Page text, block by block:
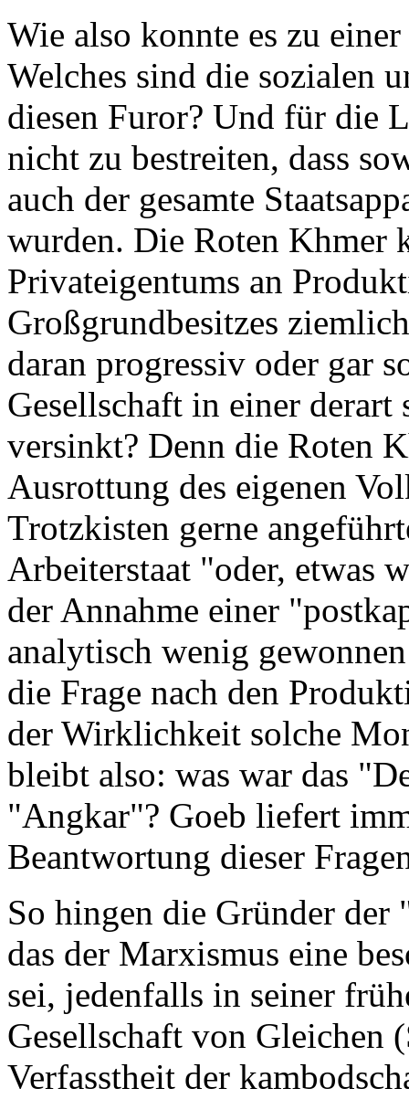
Wie also konnte es zu
Welches sind die sozialen
diesen Furor? Und für die
nicht zu bestreiten, dass
auch der gesamte
wurden. Die Roten Khmer
Privateigentums an
Großgrundbesitzes
daran progressiv oder gar
Gesellschaft in einer
versinkt? Denn die Roten
Ausrottung des eigenen
Trotzkisten gerne
Arbeiterstaat "oder, etwas
der Annahme einer
analytisch wenig
die Frage nach den
der Wirklichkeit solche
bleibt also: was war das
"Angkar"? Goeb liefert
Beantwortung dieser
So hingen die Gründer
das der Marxismus eine
sei, jedenfalls in seiner
Gesellschaft von Gleichen
Verfasstheit der